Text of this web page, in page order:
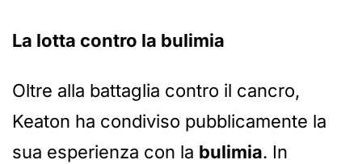
La lotta contro la bulimia
Oltre alla battaglia contro il cancro,
Keaton ha condiviso pubblicamente la
sua esperienza con la bulimia. In